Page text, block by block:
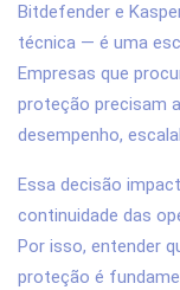
Bitdefender e
técnica — é uma
Empresas que
proteção precisam
desempenho,
Essa decisão
continuidade das
Por isso, entender
proteção é